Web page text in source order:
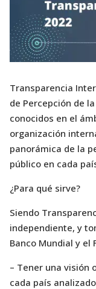
Transparencia
de Percepción de
conocidos en el
organización
panorámica de la
público en cada
¿Para qué sirve?
Siendo
independiente, y
Banco Mundial y el
– Tener una visión
cada país